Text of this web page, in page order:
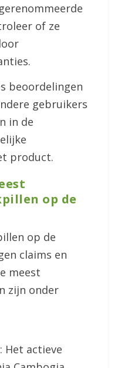
of ze
beoordelingen
gebruikers
in de
product.
op de
op de
claims en
meest
zijn onder
: Het actieve